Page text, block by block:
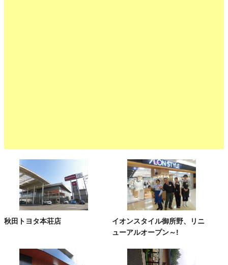
秋田トヨタ本荘店
イオンスタイル御所野、リニ
ューアルオープン～!